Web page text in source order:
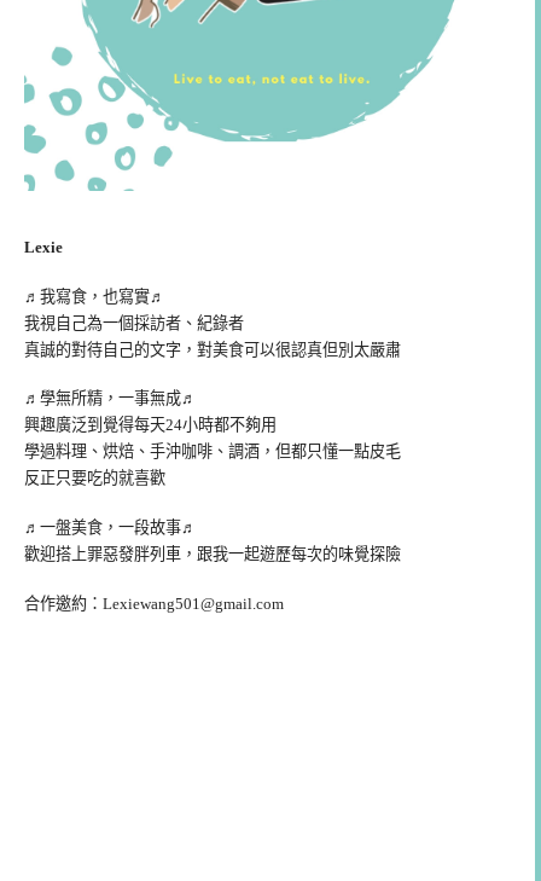
Lexie
♬我寫食，也寫實♬
我視自己為一個採訪者、紀錄者
真誠的對待自己的文字，對美食可以很認真但別太嚴肅
♬學無所精，一事無成♬
興趣廣泛到覺得每天24小時都不夠用
學過料理、烘焙、手沖咖啡、調酒，但都只懂一點皮毛
反正只要吃的就喜歡
♬一盤美食，一段故事♬
歡迎搭上罪惡發胖列車，跟我一起遊歷每次的味覺探險
合作邀約： Lexiewang501@gmail.com